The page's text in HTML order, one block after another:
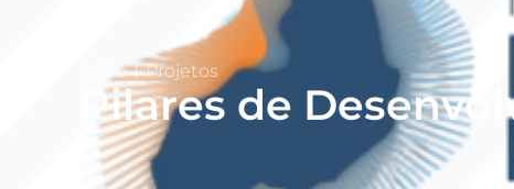
Inicio Projetos
Pilares de